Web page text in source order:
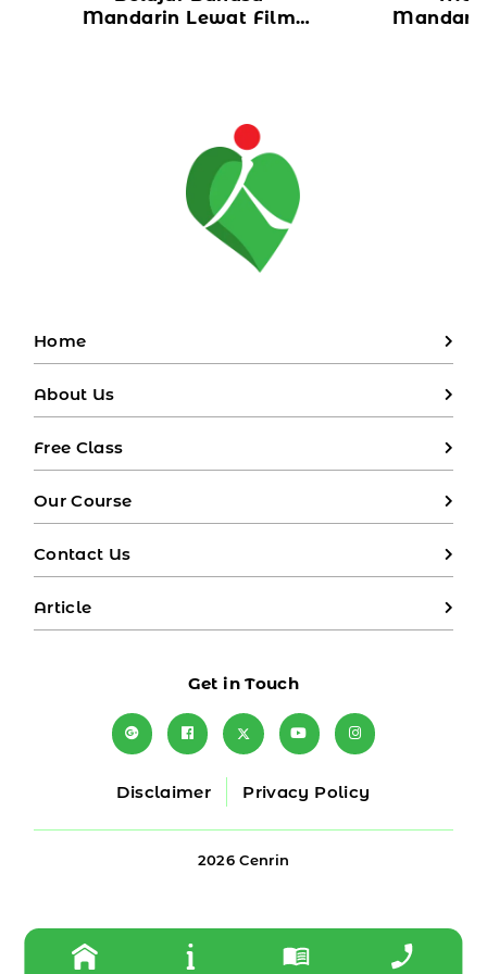
Mandarin Lewat Film
Home
About Us
Free Class
Our Course
Contact Us
Article
Get in Touch
Disclaimer Privacy Policy
2026 Cenrin